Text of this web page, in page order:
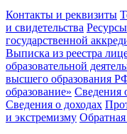
Контакты и реквизиты
и свидетельства Ресурсы
государственной
Выписка из реестра
образовательной
высшего образования
образование» Сведения
Сведения о доходах
и экстремизму Обратная